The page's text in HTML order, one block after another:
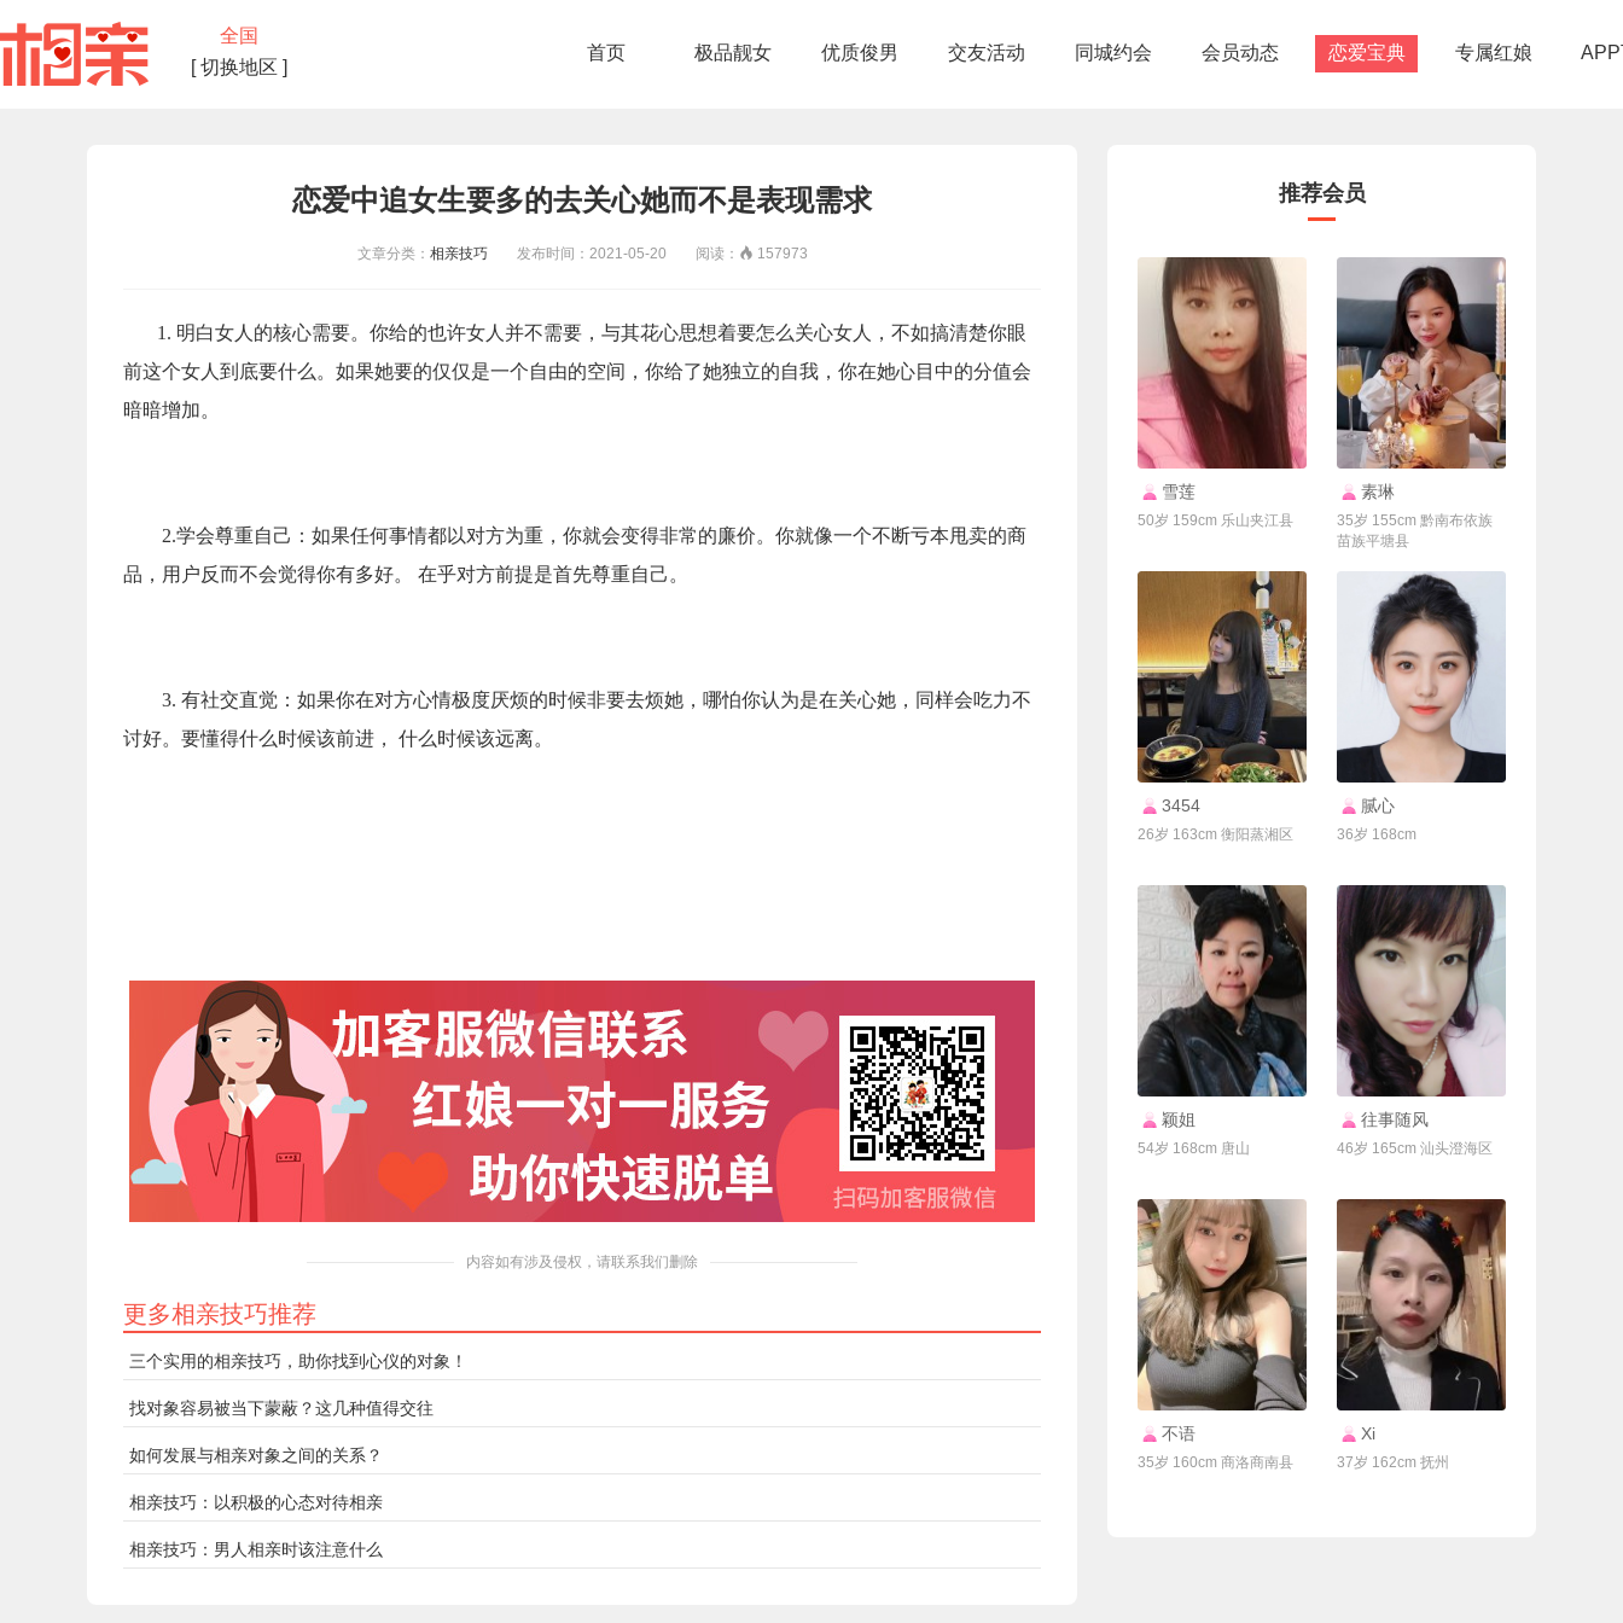
全国
[ 切换地区 ]
首页 极品靓女 优质俊男 交友活动 同城约会 会员动态 恋爱宝典 专属红娘
恋爱中追女生要多的去关心她而不是表现需求
文章分类： 相亲技巧发布时间：2021-05-20 阅读：  157973
1. 明白女人的核心需要。你给的也许女人并不需要，与其花心思想着要怎么关心女人，不如搞清楚你眼
前这个女人到底要什么。如果她要的仅仅是一个自由的空间，你给了她独立的自我，你在她心目中的分值会
暗暗增加。
2.学会尊重自己：如果任何事情都以对方为重，你就会变得非常的廉价。你就像一个不断亏本甩卖的商
品，用户反而不会觉得你有多好。 在乎对方前提是首先尊重自己。
3. 有社交直觉：如果你在对方心情极度厌烦的时候非要去烦她，哪怕你认为是在关心她，同样会吃力不
讨好。要懂得什么时候该前进， 什么时候该远离。
内容如有涉及侵权，请联系我们删除
更多相亲技巧推荐
三个实用的相亲技巧，助你找到心仪的对象！
找对象容易被当下蒙蔽？这几种值得交往
如何发展与相亲对象之间的关系？
相亲技巧：以积极的心态对待相亲
相亲技巧：男人相亲时该注意什么
推荐会员
雪莲
50岁 159cm 乐山夹江县
素琳
35岁 155cm 黔南布依族
苗族平塘县
联系Ta
3454
26岁 163cm 衡阳蒸湘区
腻心
36岁 168cm
颖姐
54岁 168cm 唐山
联系Ta
往事随风
46岁 165cm 汕头澄海区
不语
35岁 160cm 商洛商南县
Xi
37岁 162cm 抚州